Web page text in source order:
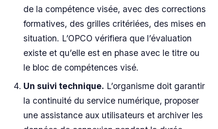
de la compétence visée, avec des corrections
formatives, des grilles critériées, des mises en
situation. L’OPCO vérifiera que l’évaluation
existe et qu’elle est en phase avec le titre ou
le bloc de compétences visé.
Un suivi technique. L’organisme doit garantir
la continuité du service numérique, proposer
une assistance aux utilisateurs et archiver les